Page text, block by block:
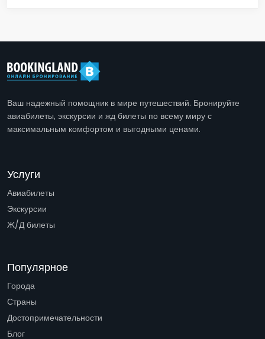
Ваш надежный помощник в мире путешествий. Бронируйте
авиабилеты, экскурсии и жд билеты по всему миру с
максимальным комфортом и выгодными ценами.
Услуги
Авиабилеты
Экскурсии
Ж/Д билеты
Популярное
Города
Страны
Достопримечательности
Блог